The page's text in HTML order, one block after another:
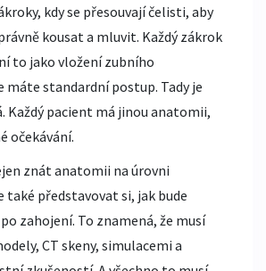
kdy se přesouvají čelisti, aby
kousat a mluvit. Každý zákrok
to jako vložení zubního
standardní postup. Tady je
Každý pacient má jinou anatomii,
očekávání.
znát anatomii na úrovni
také představovat si, jak bude
zahojení. To znamená, že musí
CT skeny, simulacemi a